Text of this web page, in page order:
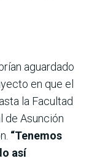
aguardado
en que el
la Facultad
de Asunción
“Tenemos
así